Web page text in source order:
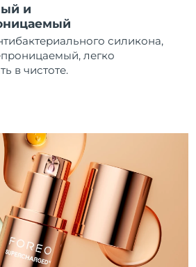
и
силикона,
легко
в чистоте.